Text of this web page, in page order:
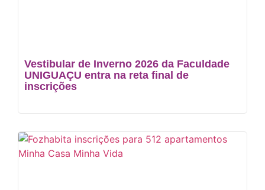
Vestibular de Inverno 2026 da Faculdade
UNIGUAÇU entra na reta final de
inscrições